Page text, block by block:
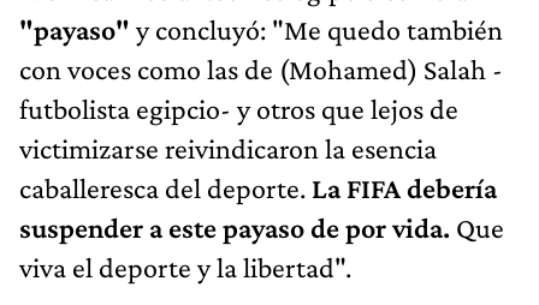
"payaso" y concluyó: "Me quedo también
con voces como las de (Mohamed) Salah -
futbolista egipcio- y otros que lejos de
victimizarse reivindicaron la esencia
caballeresca del deporte. La FIFA debería
suspender a este payaso de por vida. Que
viva el deporte y la libertad".